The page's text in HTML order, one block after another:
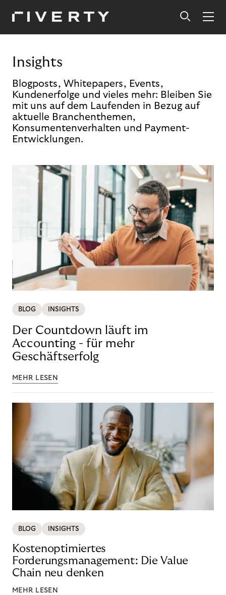
Insights
Blogposts, Whitepapers, Events,
Kundenerfolge und vieles mehr: Bleiben Sie
mit uns auf dem Laufenden in Bezug auf
aktuelle Branchenthemen,
Konsumentenverhalten und Payment-
Entwicklungen.
BLOG INSIGHTS
Der Countdown läuft im
Accounting - für mehr
Geschäftserfolg
MEHR LESEN
BLOG INSIGHTS
Kostenoptimiertes
Forderungsmanagement: Die Value
Chain neu denken
MEHR LESEN